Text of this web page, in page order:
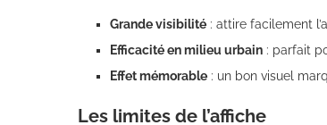
Grande visibilité : attire facilement
Efficacité en milieu urbain : parfait
Effet mémorable : un bon visuel
Les limites de l’affiche